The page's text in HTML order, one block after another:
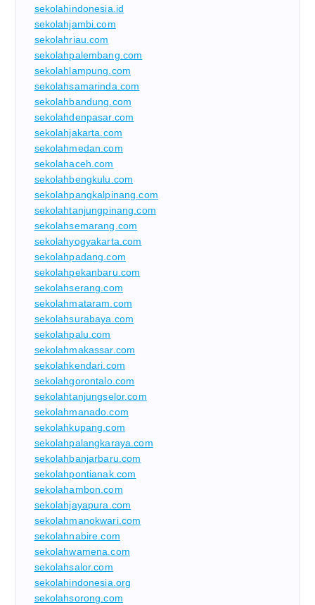
sekolahindonesia.id
sekolahjambi.com
sekolahriau.com
sekolahpalembang.com
sekolahlampung.com
sekolahsamarinda.com
sekolahbandung.com
sekolahdenpasar.com
sekolahjakarta.com
sekolahmedan.com
sekolahaceh.com
sekolahbengkulu.com
sekolahpangkalpinang.com
sekolahtanjungpinang.com
sekolahsemarang.com
sekolahyogyakarta.com
sekolahpadang.com
sekolahpekanbaru.com
sekolahserang.com
sekolahmataram.com
sekolahsurabaya.com
sekolahpalu.com
sekolahmakassar.com
sekolahkendari.com
sekolahgorontalo.com
sekolahtanjungselor.com
sekolahmanado.com
sekolahkupang.com
sekolahpalangkaraya.com
sekolahbanjarbaru.com
sekolahpontianak.com
sekolahambon.com
sekolahjayapura.com
sekolahmanokwari.com
sekolahnabire.com
sekolahwamena.com
sekolahsalor.com
sekolahindonesia.org
sekolahsorong.com